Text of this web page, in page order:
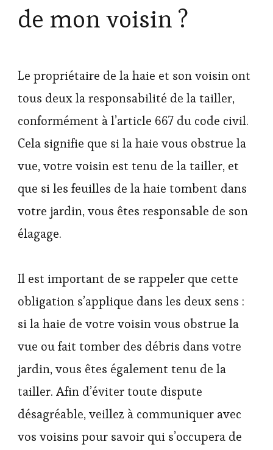
de mon voisin ?
Le propriétaire de la haie et son voisin ont
tous deux la responsabilité de la tailler,
conformément à l’article 667 du code civil.
Cela signifie que si la haie vous obstrue la
vue, votre voisin est tenu de la tailler, et
que si les feuilles de la haie tombent dans
votre jardin, vous êtes responsable de son
élagage.
Il est important de se rappeler que cette
obligation s’applique dans les deux sens :
si la haie de votre voisin vous obstrue la
vue ou fait tomber des débris dans votre
jardin, vous êtes également tenu de la
tailler. Afin d’éviter toute dispute
désagréable, veillez à communiquer avec
vos voisins pour savoir qui s’occupera de